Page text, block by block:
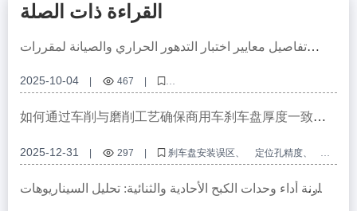
القراءة ذات الصلة
تفاصيل معايير اختبار التدهور الحراري والصيانة لمقررات
2025-10-04 467
توافق مقررات الفرامل، ثقوب تحديد عالية الدقة، شهادة E - mark الأوروبية،
تخصيص مقررات الفرامل OEM، تصميم توافق وصلات نظام الفرامل
如何通过车削与磨削工艺确保商用车刹车盘厚度一致
2025-12-31 297 刹车盘安装误区
定位孔精度
车削加工
磨削工艺 厚度一致性
مقارنة أداء وحدات الكبح الأحادية والثنائية: تحليل السيناريوهات